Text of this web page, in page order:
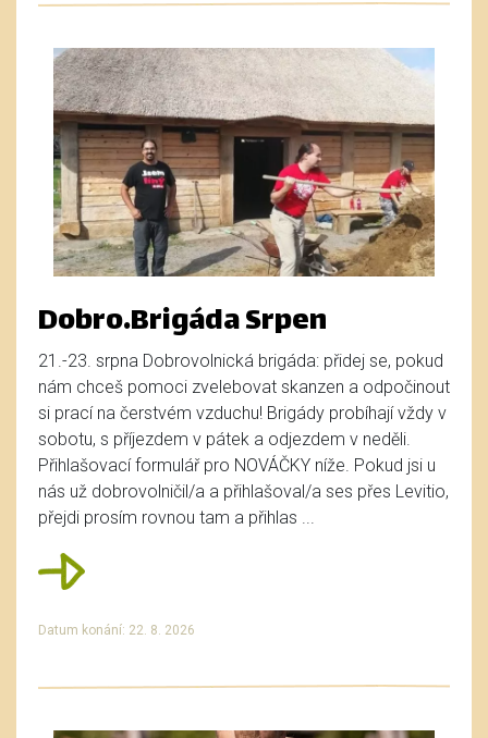
Dobro.Brigáda Srpen
21.-23. srpna Dobrovolnická brigáda: přidej se, pokud
nám chceš pomoci zvelebovat skanzen a odpočinout
si prací na čerstvém vzduchu! Brigády probíhají vždy v
sobotu, s příjezdem v pátek a odjezdem v neděli.
Přihlašovací formulář pro NOVÁČKY níže. Pokud jsi u
nás už dobrovolničil/a a přihlašoval/a ses přes Levitio,
přejdi prosím rovnou tam a přihlas ...
Datum konání: 22. 8. 2026